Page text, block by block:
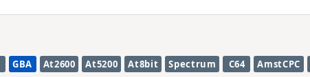
GBA At2600 At5200 At8bit Spectrum C64 AmstCPC